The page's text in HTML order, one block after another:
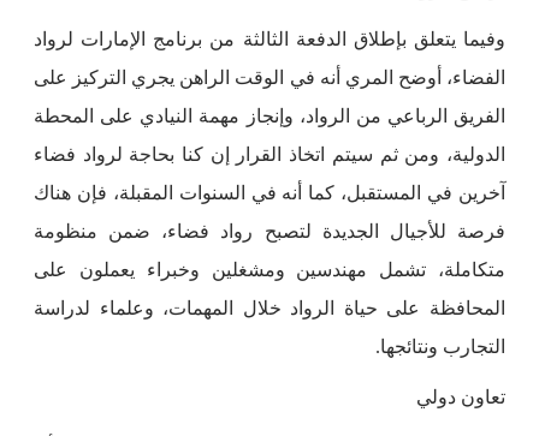
وفيما يتعلق بإطلاق الدفعة الثالثة من برنامج الإمارات لرواد
الفضاء، أوضح المري أنه في الوقت الراهن يجري التركيز على
الفريق الرباعي من الرواد، وإنجاز مهمة النيادي على المحطة
الدولية، ومن ثم سيتم اتخاذ القرار إن كنا بحاجة لرواد فضاء
آخرين في المستقبل، كما أنه في السنوات المقبلة، فإن هناك
فرصة للأجيال الجديدة لتصبح رواد فضاء، ضمن منظومة
متكاملة، تشمل مهندسين ومشغلين وخبراء يعملون على
المحافظة على حياة الرواد خلال المهمات، وعلماء لدراسة
التجارب ونتائجها.
تعاون دولي